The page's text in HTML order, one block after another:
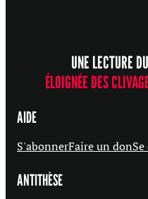
UNE LECTURE
ÉLOIGNÉE DES
AIDE
S'abonnerFaire un don
ANTITHÈSE